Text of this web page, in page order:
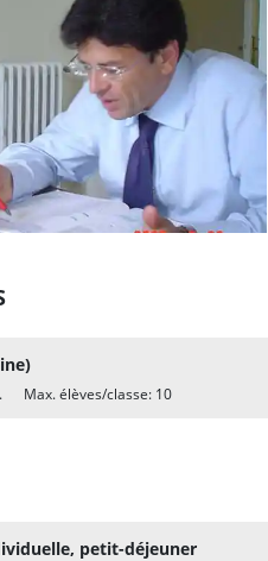
Max. élèves/classe: 10
petit-déjeuner